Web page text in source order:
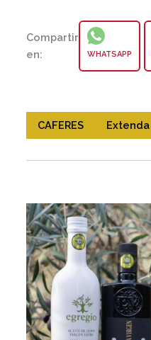
Compartir
en:
WHATSAPP
CAFERES Extenda